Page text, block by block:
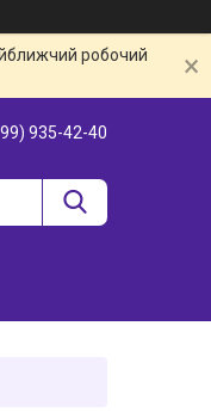
робочий
935-42-40